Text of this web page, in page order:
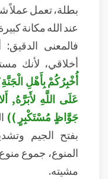
بطلة، تعمل عملاً
عند الله مكانة
فالمعنى
أخلاقي، لأنك
أُخْبِرُكُمْ بِأَهْلِ
عَلَى اللَّهِ لأَبَرَّهُ,
جَوَّاظٍ مُسْتَكْبِرٍ ))
بفتح الجيم
المنوع، جموع
مشيته.